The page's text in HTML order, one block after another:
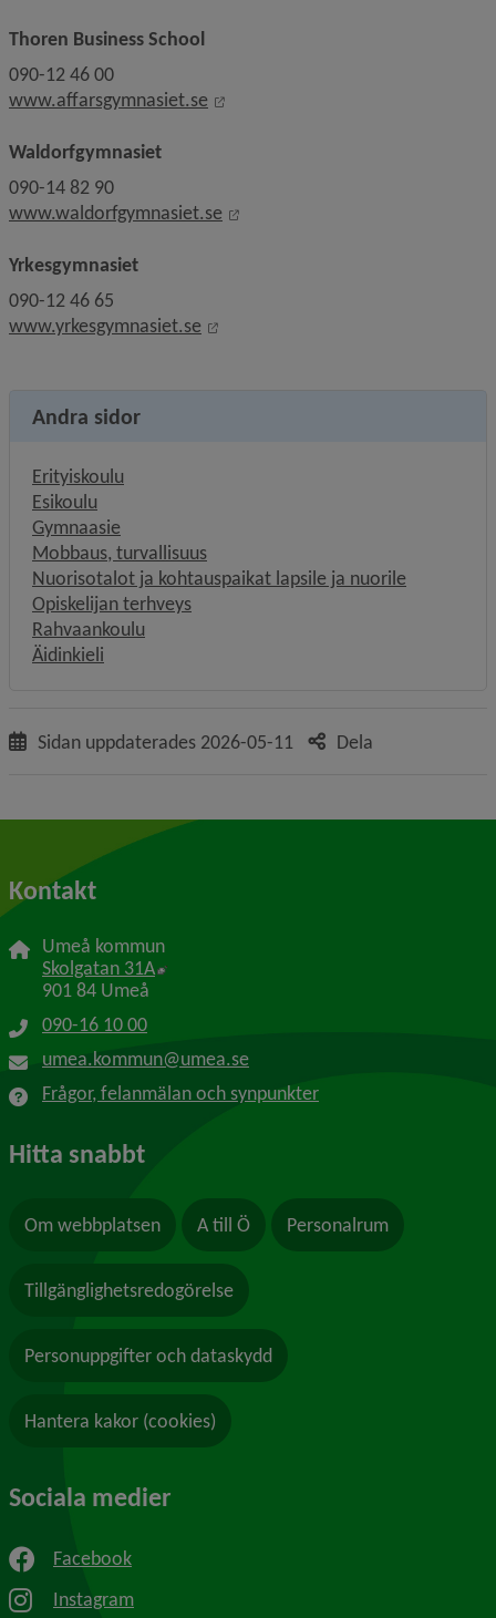
Thoren Business School
090-12 46 00
www.affarsgymnasiet.se
Linkki toiselle sivustolle, avautuu
Waldorfgymnasiet
090-14 82 90
www.waldorfgymnasiet.se
Linkki toiselle sivustolle,
Yrkesgymnasiet
090-12 46 65
www.yrkesgymnasiet.se
Linkki toiselle sivustolle, avautuu
Andra sidor
Erityiskoulu
Esikoulu
Gymnaasie
Mobbaus, turvallisuus
Nuorisotalot ja kohtauspaikat lapsile ja nuorile
Opiskelijan terhveys
Rahvaankoulu
Äidinkieli
Sidan uppdaterades 2026-05-11 Dela
Kontakt
Umeå kommun
Skolgatan 31A Länk till annan webbplats, öppnas i nytt
901 84 Umeå
090-16 10 00
umea.kommun@umea.se
Frågor, felanmälan och synpunkter
Hitta snabbt
Om webbplatsen A till Ö Personalrum
Tillgänglighetsredogörelse
Personuppgifter och dataskydd
Hantera kakor (cookies)
Sociala medier
Facebook
Instagram